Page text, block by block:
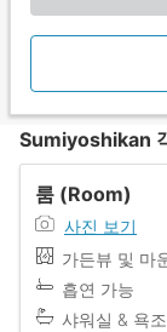
Sumiyoshikan
룸 (Room)
사진 보기
가든뷰 및 마
흡연 가능
샤워실 & 욕조